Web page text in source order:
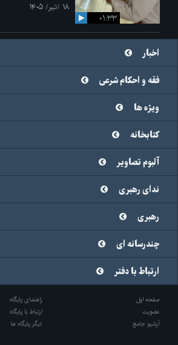
۰۱:۳۳
۱۸ /تیر/ ۱۴۰۵
اخبار
فقه و احکام شرعی
ویژه ها
کتابخانه
آلبوم تصاویر
ندای رهبری
رهبری
چندرسانه ای
ارتباط با دفتر
صفحه اول
راهنمای پایگاه
عضویت
ارتباط با پایگاه
آرشیو جامع
دیگر پایگاه ها